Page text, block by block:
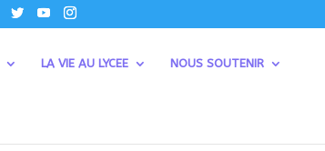
LA VIE AU LYCEE NOUS SOUTENIR